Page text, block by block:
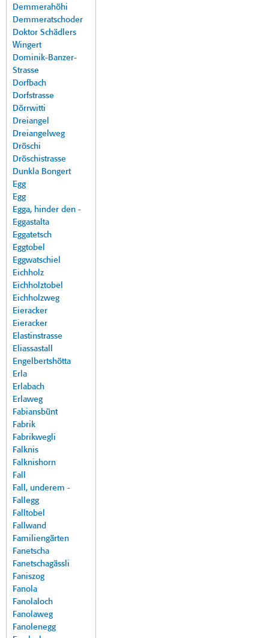
Demmerahöhi
Demmeratschoder
Doktor Schädlers
Wingert
Dominik-Banzer-
Strasse
Dorfbach
Dorfstrasse
Dörrwitti
Dreiangel
Dreiangelweg
Dröschi
Dröschistrasse
Dunkla Bongert
Egg
Egg
Egga, hinder den -
Eggastalta
Eggatetsch
Eggtobel
Eggwatschiel
Eichholz
Eichholztobel
Eichholzweg
Eieracker
Eieracker
Elastinstrasse
Eliassastall
Engelbertshötta
Erla
Erlabach
Erlaweg
Fabiansbünt
Fabrik
Fabrikwegli
Falknis
Falknishorn
Fall
Fall, underem -
Fallegg
Falltobel
Fallwand
Familiengärten
Fanetscha
Fanetschagässli
Faniszog
Fanola
Fanolaloch
Fanolaweg
Fanolenegg